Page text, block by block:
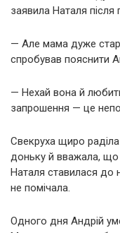
заявила Наталя після
— Але мама дуже
спробував пояснити
— Нехай вона й
запрошення — це
Свекруха щиро
доньку й вважала, що
Наталя ставилася до
не помічала.
Одного дня Андрій